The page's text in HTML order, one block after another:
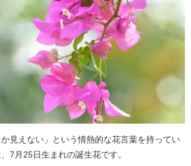
か見えない」という情熱的な花言葉を持ってい
7月25日生まれの誕生花です。